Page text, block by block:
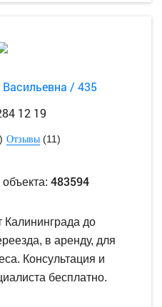
/ 435
12 19
Отзывы(11)
483594
Калининграда до
в аренду, для
Консультация и
бесплатно.